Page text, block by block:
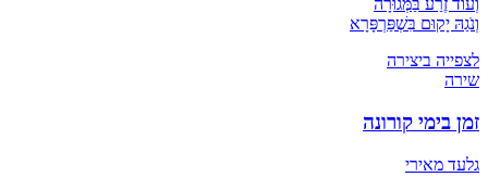
וְעוֹד זֶרַע בַּמְּגוּרָה
וְנֹגַהּ יָקוּם בִּשְׁפַּרְפָּרָא
לצפייה ביצירה
שירה
זמן בימי קורונה
גלעד מאירי